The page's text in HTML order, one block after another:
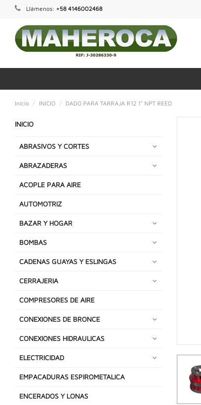
Llámenos: +58 4146002468
Inicio INICIO DADO PARA TARRAJA R12 1" NPT REED
INICIO
ABRASIVOS Y CORTES
ABRAZADERAS
ACOPLE PARA AIRE
AUTOMOTRIZ
BAZAR Y HOGAR
BOMBAS
CADENAS GUAYAS Y ESLINGAS
CERRAJERIA
COMPRESORES DE AIRE
CONEXIONES DE BRONCE
CONEXIONES HIDRAULICAS
ELECTRICIDAD
EMPACADURAS ESPIROMETALICA
ENCERADOS Y LONAS